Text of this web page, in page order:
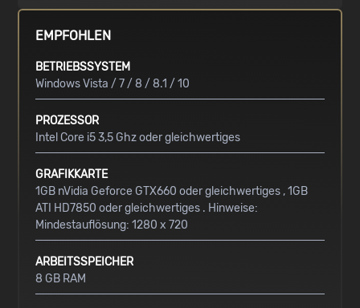
EMPFOHLEN
BETRIEBSSYSTEM
Windows Vista / 7 / 8 / 8.1 / 10
PROZESSOR
Intel Core i5 3,5 Ghz oder gleichwertiges
GRAFIKKARTE
1GB nVidia Geforce GTX660 oder gleichwertiges , 1GB
ATI HD7850 oder gleichwertiges . Hinweise:
Mindestauflösung: 1280 x 720
ARBEITSSPEICHER
8 GB RAM